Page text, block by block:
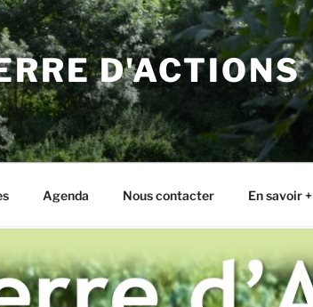
D'ACTIONS
Agenda Nous contacter En savoir +